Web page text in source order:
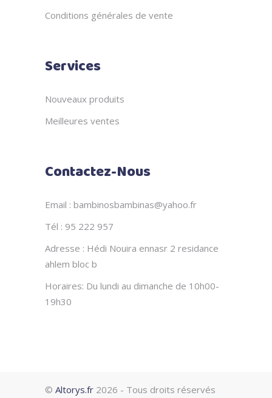
Conditions générales de vente
Services
Nouveaux produits
Meilleures ventes
Contactez-Nous
Email : bambinosbambinas@yahoo.fr
Tél : 95 222 957
Adresse : Hédi Nouira ennasr 2 residance
ahlem bloc b
Horaires: Du lundi au dimanche de 10h00-
19h30
© Altorys.fr 2026 - Tous droits réservés